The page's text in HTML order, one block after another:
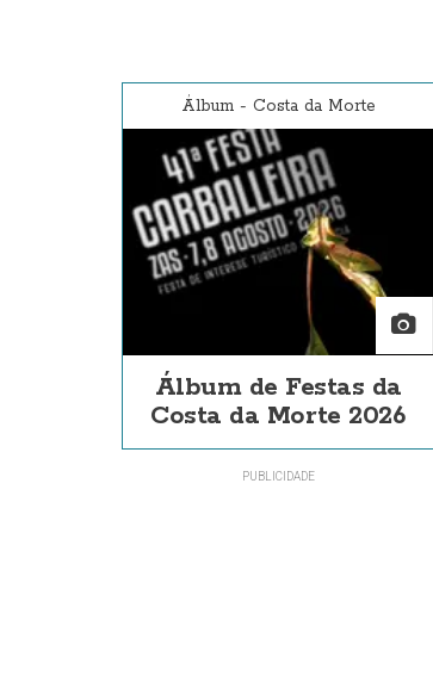
Álbum - Costa da Morte
Álbum de Festas da
Costa da Morte 2026